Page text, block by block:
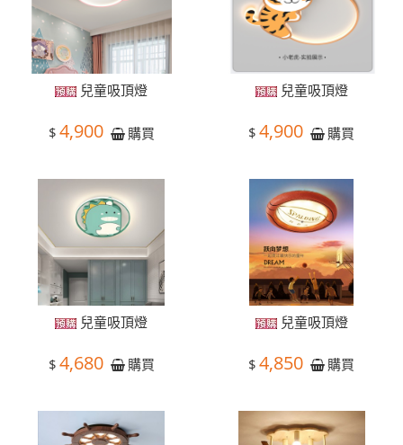
兒童吸頂燈
$ 4,900 購買
兒童吸頂燈
$ 4,900 購買
兒童吸頂燈
$ 4,680 購買
兒童吸頂燈
$ 4,850 購買